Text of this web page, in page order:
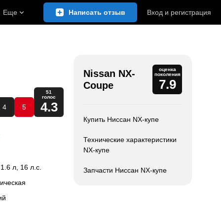
Еще Написать отзыв Вход и регистрация
4 5
51
голос
4.3
1.6 л, 16 л.с.
Nissan NX-
Coupe
оценка
поколения
7.9
Купить Ниссан NX-купе
Технические характеристики
NX-купе
Запчасти Ниссан NX-купе